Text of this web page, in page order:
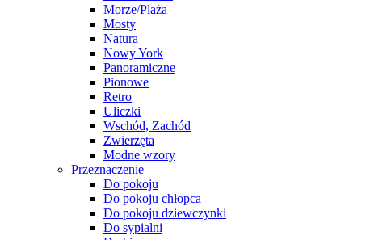
Morze/Plaża
Mosty
Natura
Nowy York
Panoramiczne
Pionowe
Retro
Uliczki
Wschód, Zachód
Zwierzęta
Modne wzory
Przeznaczenie
Do pokoju
Do pokoju chłopca
Do pokoju dziewczynki
Do sypialni